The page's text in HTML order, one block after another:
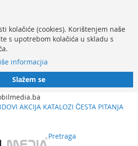
kolačiće (cookies). Korištenjem naše
s upotrebom kolačića u skladu s
informacjia
Slažem se
AKCIJA KATALOZI ČESTA PITANJA
Pretraga